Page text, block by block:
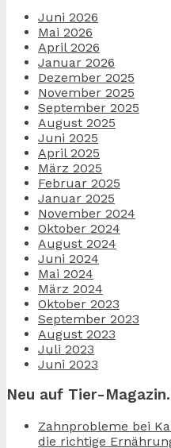
Juni 2026
Mai 2026
April 2026
Januar 2026
Dezember 2025
November 2025
September 2025
August 2025
Juni 2025
April 2025
März 2025
Februar 2025
Januar 2025
November 2024
Oktober 2024
August 2024
Juni 2024
Mai 2024
März 2024
Oktober 2023
September 2023
August 2023
Juli 2023
Juni 2023
Neu auf Tier-
Zahnprobleme bei
die richtige